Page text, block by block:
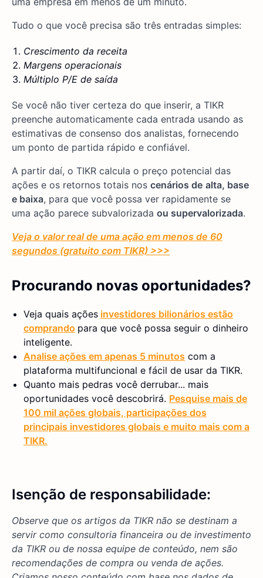
Tudo o que você precisa são três entradas simples:
Crescimento da receita
Margens operacionais
Múltiplo P/E de saída
Se você não tiver certeza do que inserir, a TIKR
preenche automaticamente cada entrada usando as
estimativas de consenso dos analistas, fornecendo
um ponto de partida rápido e confiável.
A partir daí, o TIKR calcula o preço potencial das
ações e os retornos totais nos cenários de alta, base
e baixa, para que você possa ver rapidamente se
uma ação parece subvalorizada ou supervalorizada.
Veja o valor real de uma ação em menos de 60
segundos (gratuito com TIKR) >>>
Procurando novas oportunidades?
Veja quais ações investidores bilionários estão
comprando para que você possa seguir o dinheiro
inteligente.
Analise ações em apenas 5 minutos com a
plataforma multifuncional e fácil de usar da TIKR.
Quanto mais pedras você derrubar... mais
oportunidades você descobrirá. Pesquise mais de
100 mil ações globais, participações dos
principais investidores globais e muito mais com a
TIKR.
Isenção de responsabilidade:
Observe que os artigos da TIKR não se destinam a
servir como consultoria financeira ou de investimento
da TIKR ou de nossa equipe de conteúdo, nem são
recomendações de compra ou venda de ações.